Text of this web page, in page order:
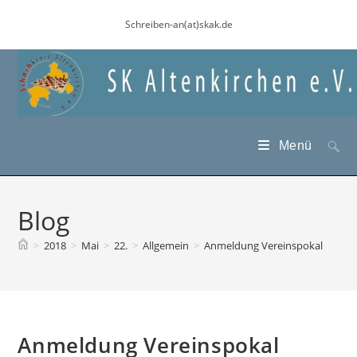
springen
Schreiben-an(at)skak.de
Menü
Blog
> 2018 > Mai > 22. > Allgemein > Anmeldung Vereinspokal
Anmeldung Vereinspokal